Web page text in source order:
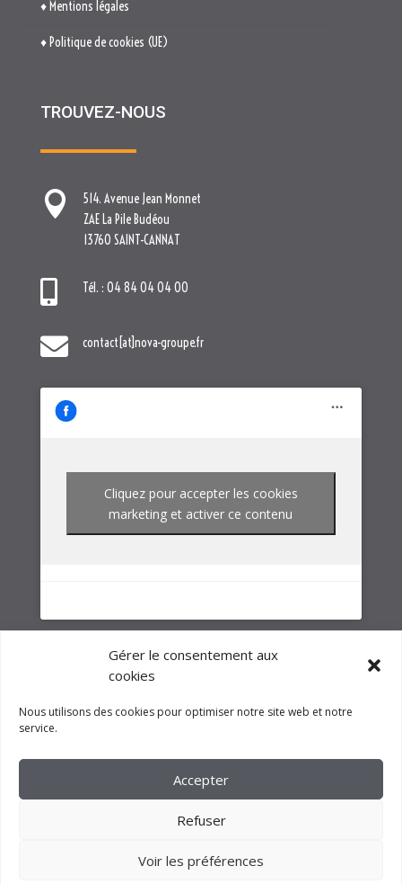
Gérer le consentement aux
cookies
Nous utilisons des cookies pour optimiser notre site web et notre
service.
Accepter
Refuser
Voir les préférences
514. Avenue Jean Monnet

 contact[at]nova-groupe.fr
Cliquez pour accepter les cookies